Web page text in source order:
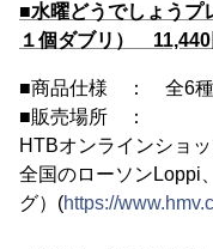
■水曜どうでしょう
１個ダブリ） 11,440
■商品仕様 ： 全6種
■販売場所 ：
HTBオンラインショ
全国のローソンLoppi
グ）(https://